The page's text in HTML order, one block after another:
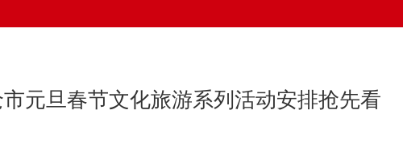
元旦春节文化旅游系列活动安排抢先看